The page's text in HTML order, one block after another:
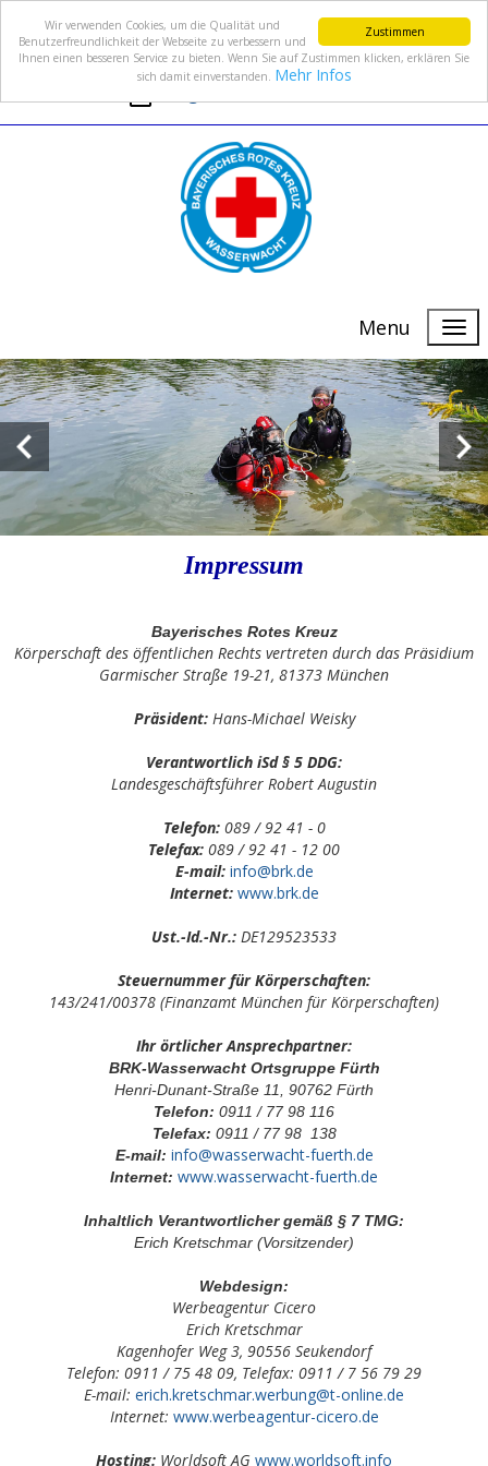
Zustimmen
Wir verwenden Cookies, um die Qualität und
Benutzerfreundlichkeit der Webseite zu verbessern und
Ihnen einen besseren Service zu bieten. Wenn Sie auf Zustimmen klicken, erklären Sie
sich damit einverstanden. Mehr Infos
Menu
Impressum
Bayerisches Rotes Kreuz
Körperschaft des öffentlichen Rechts vertreten durch das Präsidium
Garmischer Straße 19-21, 81373 München
Präsident: Hans-Michael Weisky
Verantwortlich iSd § 5 DDG:
Landesgeschäftsführer Robert Augustin
Telefon: 089 / 92 41 - 0
Telefax: 089 / 92 41 - 12 00
E-mail: info@brk.de
Internet: www.brk.de
Ust.-Id.-Nr.: DE129523533
Steuernummer für Körperschaften:
143/241/00378 (Finanzamt München für Körperschaften)
Ihr örtlicher Ansprechpartner:
BRK-Wasserwacht Ortsgruppe Fürth
Henri-Dunant-Straße 11, 90762 Fürth
Telefon: 0911 / 77 98 116
Telefax: 0911 / 77 98 138
E-mail: info@wasserwacht-fuerth.de
Internet: www.wasserwacht-fuerth.de
Inhaltlich Verantwortlicher gemäß § 7 TMG:
Erich Kretschmar (Vorsitzender)
Webdesign:
Werbeagentur Cicero
Erich Kretschmar
Kagenhofer Weg 3, 90556 Seukendorf
Telefon: 0911 / 75 48 09, Telefax: 0911 / 7 56 79 29
E-mail: erich.kretschmar.werbung@t-online.de
Internet: www.werbeagentur-cicero.de
Hosting: Worldsoft AG www.worldsoft.info